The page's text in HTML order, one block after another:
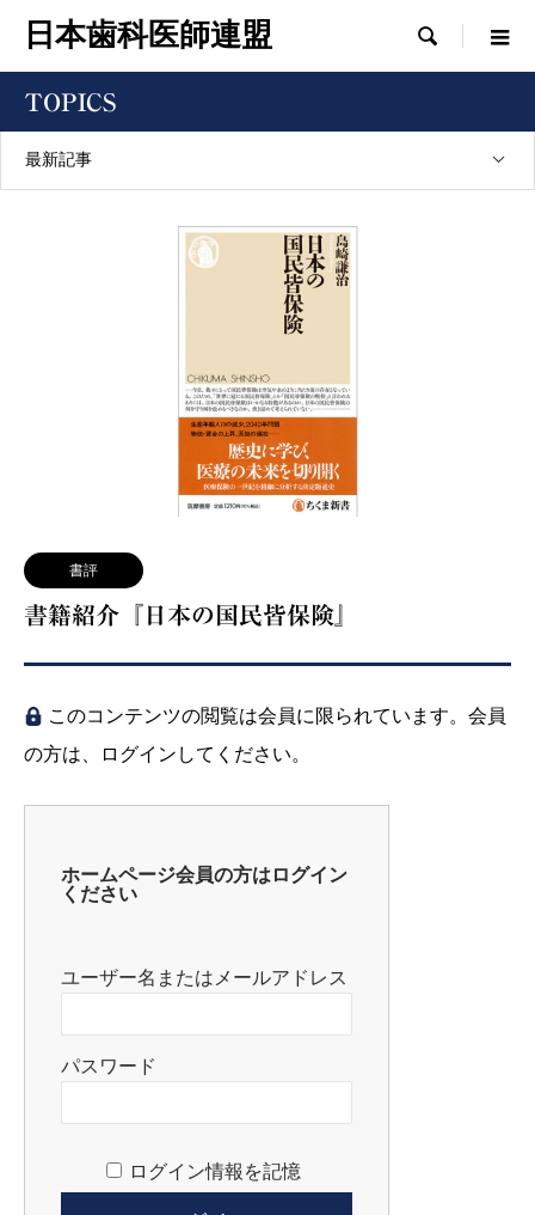
日本歯科医師連盟 
TOPICS
最新記事
書評
書籍紹介『日本の国民皆保険』
このコンテンツの閲覧は会員に限られています。会員
の方は、ログインしてください。
ホームページ会員の方はログイン
ください
ユーザー名またはメールアドレス
パスワード
ログイン情報を記憶